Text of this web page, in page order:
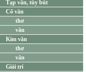
Tạp văn, tùy bút
Cổ văn
thơ
văn
Kim văn
thơ
văn
Giải trí